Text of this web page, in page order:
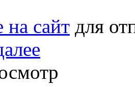
на сайт для